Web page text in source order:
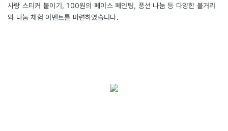
사랑 스티커 붙이기, 100원의 페이스 페인팅, 풍선 나눔 등 다양한 볼거리
와 나눔 체험 이벤트를 마련하였습니다.